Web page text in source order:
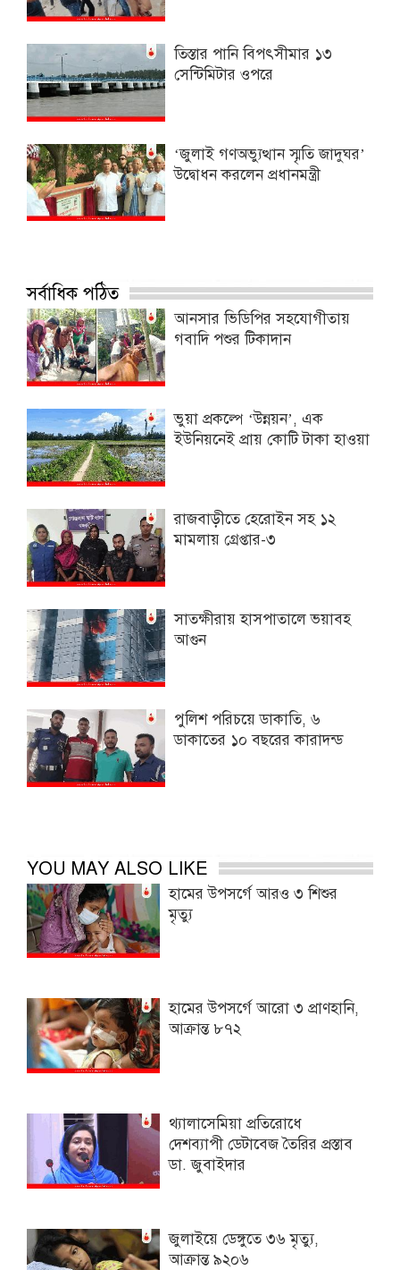
তিস্তার পানি বিপৎসীমার ১৩
সেন্টিমিটার ওপরে
‘জুলাই গণঅভ্যুত্থান স্মৃতি জাদুঘর’
উদ্বোধন করলেন প্রধানমন্ত্রী
সর্বাধিক পঠিত
আনসার ভিডিপির সহযোগীতায়
গবাদি পশুর টিকাদান
ভুয়া প্রকল্পে ‘উন্নয়ন’, এক
ইউনিয়নেই প্রায় কোটি টাকা হাওয়া
রাজবাড়ীতে হেরোইন সহ ১২
মামলায় গ্রেপ্তার-৩
সাতক্ষীরায় হাসপাতালে ভয়াবহ
আগুন
পুলিশ পরিচয়ে ডাকাতি, ৬
ডাকাতের ১০ বছরের কারাদন্ড
YOU MAY ALSO LIKE
হামের উপসর্গে আরও ৩ শিশুর
মৃত্যু
হামের উপসর্গে আরো ৩ প্রাণহানি,
আক্রান্ত ৮৭২
থ্যালাসেমিয়া প্রতিরোধে
দেশব্যাপী ডেটাবেজ তৈরির প্রস্তাব
ডা. জুবাইদার
জুলাইয়ে ডেঙ্গুতে ৩৬ মৃত্যু,
আক্রান্ত ৯২০৬